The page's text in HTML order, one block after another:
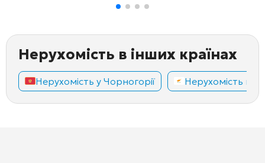
Нерухомість в інших країнах
Нерухомість у Чорногорії Нерухомість на